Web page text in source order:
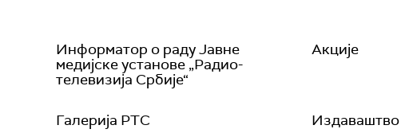
Информатор о раду Јавне
медијске установе „Радио-
телевизија Србије“
Акције
Галерија РТС Издаваштво